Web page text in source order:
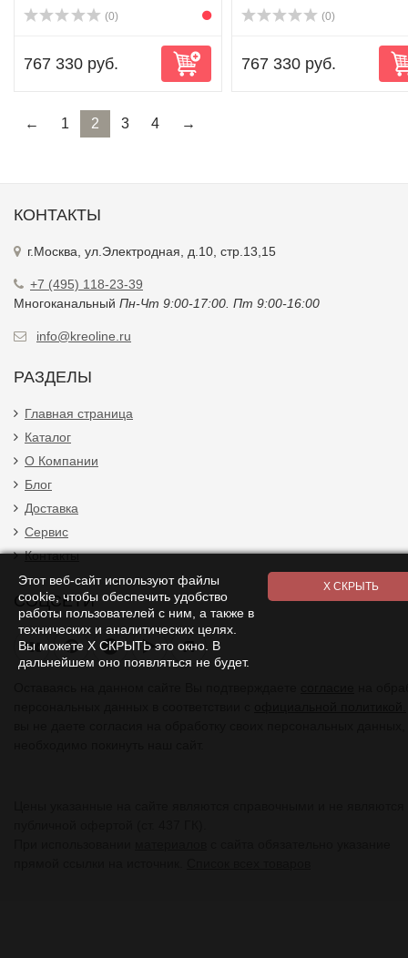
(0)
767 330 руб.
(0)
767 330 руб.
← 1 2 3 4 →
КОНТАКТЫ
г.Москва, ул.Электродная, д.10, стр.13,15
+7 (495) 118-23-39
Многоканальный Пн-Чт 9:00-17:00. Пт 9:00-16:00
info@kreoline.ru
РАЗДЕЛЫ
Главная страница
Каталог
О Компании
Блог
Доставка
Сервис
Контакты
СОЦСЕТИ
Я
Этот веб-сайт используют файлы
cookie, чтобы обеспечить удобство
работы пользователей с ним, а также в
технических и аналитических целях.
Вы можете Х СКРЫТЬ это окно. В
дальнейшем оно появляться не будет.